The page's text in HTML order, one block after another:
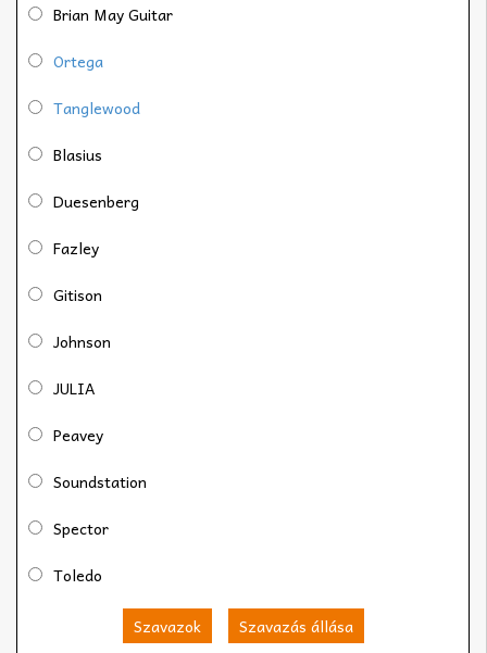
Brian May Guitar
Ortega
Tanglewood
Blasius
Duesenberg
Fazley
Gitison
Johnson
JULIA
Peavey
Soundstation
Spector
Toledo
Szavazok Szavazás állása